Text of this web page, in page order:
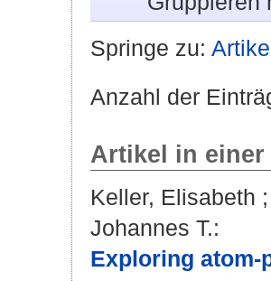
Springe zu:
Anzahl der
Artikel in
Keller, Elisabeth
Johannes T.:
Exploring